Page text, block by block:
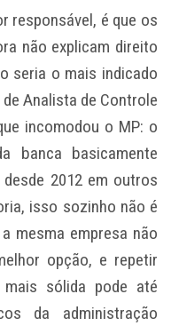
responsável, é que os
não explicam direito
seria o mais indicado
Analista de Controle
incomodou o MP: o
banca basicamente
2012 em outros
isso sozinho não é
mesma empresa não
opção, e repetir
sólida pode até
da administração